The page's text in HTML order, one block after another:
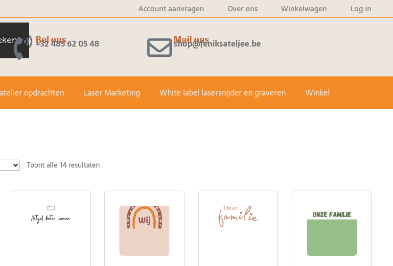
Log in
Winkelwagen
Over ons
Account aanvragen
Bel ons
+32 485 62 05 48 Mail ons
shop@feniksateljee.be
opdrachten Laser Marketing White label lasersnijder en graveren Winkel
Toont alle 14 resultaten